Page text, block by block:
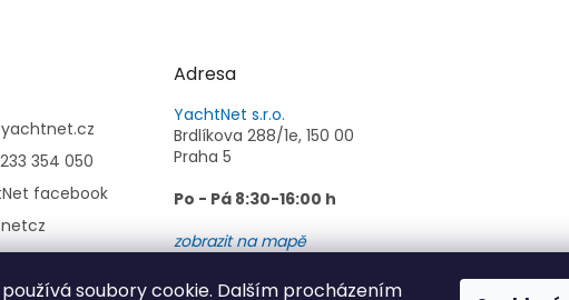
soubory cookie. Dalším procházením
yachtnet.cz
354 050
facebook
Adresa
YachtNet s.r.o.
Brdlíkova 288/1e, 150 00
Praha 5
Po - Pá 8:30-16:00 h
zobrazit na mapě